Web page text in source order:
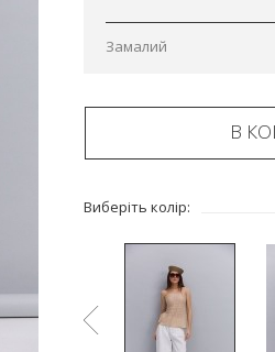
Замалий
В
Виберіть колір: